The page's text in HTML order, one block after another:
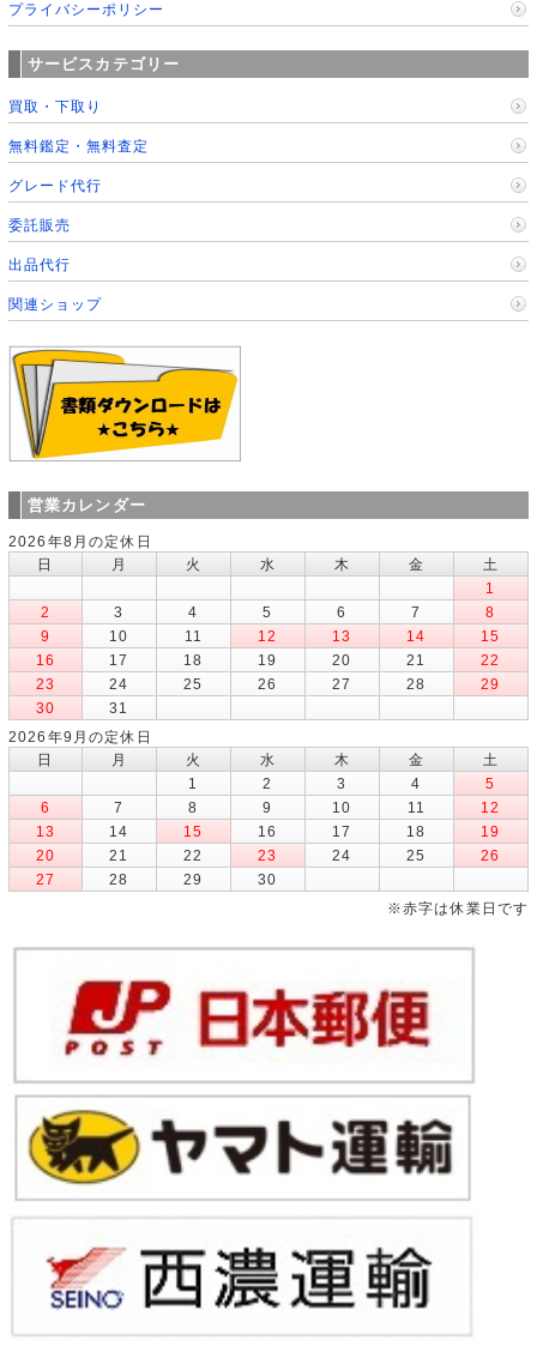
プライバシーポリシー
サービスカテゴリー
買取・下取り
無料鑑定・無料査定
グレード代行
委託販売
出品代行
関連ショップ
営業カレンダー
2026年8月の定休日
日
月 火 水 木 金
土
1
2
3 4 5 6 7
8
9
10 11 12 13 14
15
16
17 18 19 20 21
22
23
24 25 26 27 28
29
30
31
2026年9月の定休日
日
月 火 水 木 金
土
1
2 3 4
5
6
7 8 9 10 11
12
13
14 15 16 17 18
19
20
21 22 23 24 25
26
27
28 29
30
※赤字は休業日です